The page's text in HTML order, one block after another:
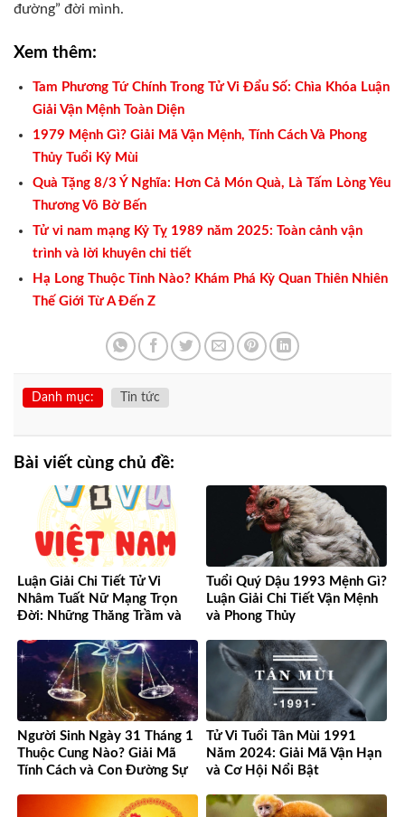
đường” đời mình.
Xem thêm:
Tam Phương Tứ Chính Trong Tử Vi Đẩu Số: Chìa Khóa Luận
Giải Vận Mệnh Toàn Diện
1979 Mệnh Gì? Giải Mã Vận Mệnh, Tính Cách Và Phong
Thủy Tuổi Kỷ Mùi
Quà Tặng 8/3 Ý Nghĩa: Hơn Cả Món Quà, Là Tấm Lòng Yêu
Thương Vô Bờ Bến
Tử vi nam mạng Kỷ Tỵ 1989 năm 2025: Toàn cảnh vận
trình và lời khuyên chi tiết
Hạ Long Thuộc Tỉnh Nào? Khám Phá Kỳ Quan Thiên Nhiên
Thế Giới Từ A Đến Z
Danh mục: Tin tức
Bài viết cùng chủ đề:
Luận Giải Chi Tiết Tử Vi
Nhâm Tuất Nữ Mạng Trọn
Đời: Những Thăng Trầm và
Tuổi Quý Dậu 1993 Mệnh Gì?
Luận Giải Chi Tiết Vận Mệnh
và Phong Thủy
Người Sinh Ngày 31 Tháng 1
Thuộc Cung Nào? Giải Mã
Tính Cách và Con Đường Sự
Tử Vi Tuổi Tân Mùi 1991
Năm 2024: Giải Mã Vận Hạn
và Cơ Hội Nổi Bật